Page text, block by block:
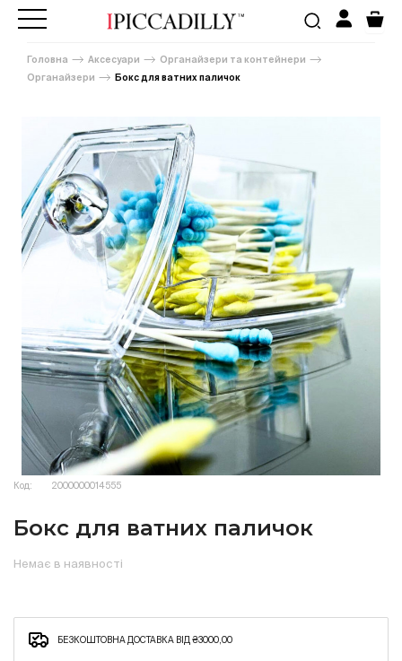
Головна Аксесуари
Органайзери та контейнери
Органайзери
Бокс для ватних паличок
Код: 2000000014555
Бокс для ватних паличок
Немає в наявності
БЕЗКОШТОВНА ДОСТАВКА ВІД ₴3000,00